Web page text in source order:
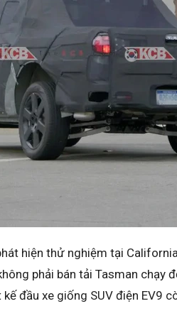
hiện thử nghiệm tại
phải bán tải Tasman chạy
đầu xe giống SUV điện EV9